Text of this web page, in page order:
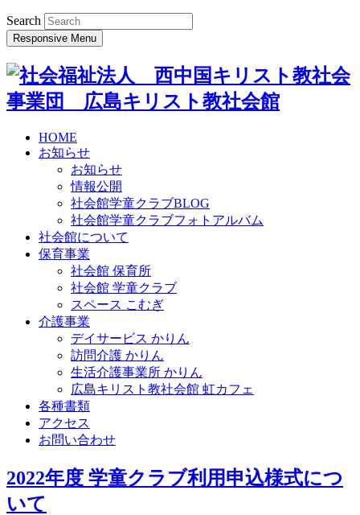
Search
Responsive Menu
HOME
お知らせ
お知らせ
情報公開
社会館学童クラブBLOG
社会館学童クラブフォトアルバム
社会館について
保育事業
社会館 保育所
社会館 学童クラブ
スペース こむぎ
介護事業
デイサービス かりん
訪問介護 かりん
生活介護事業所 かりん
広島キリスト教社会館 虹カフェ
各種書類
アクセス
お問い合わせ
2022年度 学童クラブ利用申込様式につ
いて